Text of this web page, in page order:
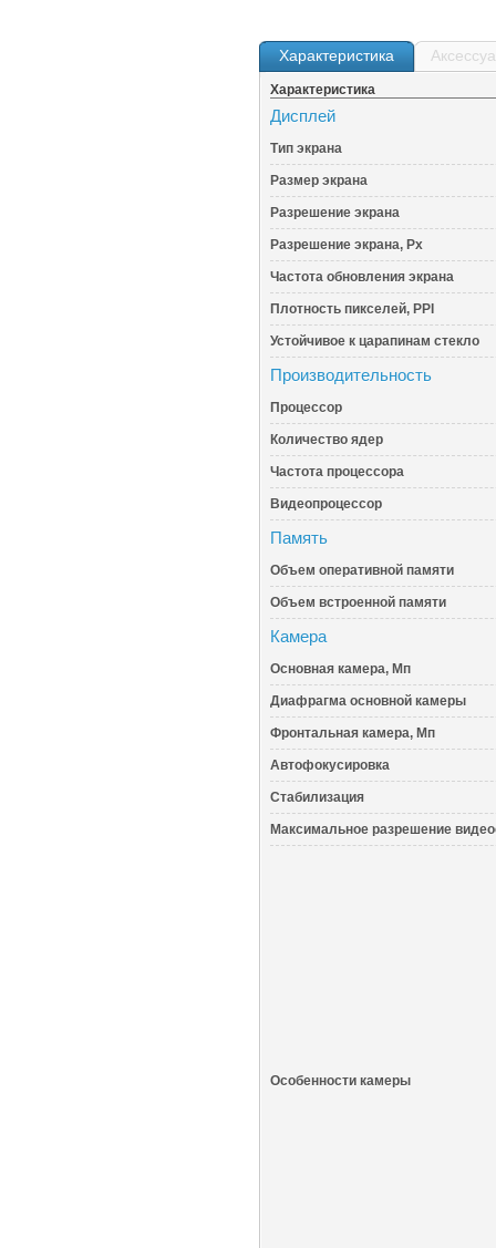
Характеристика
Характеристика
Дисплей
Тип экрана
Размер экрана
Разрешение экрана
Разрешение экрана, Px
Частота обновления экрана
Плотность пикселей, PPI
Устойчивое к царапинам стекло
Производительность
Процессор
Количество ядер
Частота процессора
Видеопроцессор
Память
Объем оперативной памяти
Объем встроенной памяти
Камера
Основная камера, Мп
Диафрагма основной камеры
Фронтальная камера, Мп
Автофокусировка
Стабилизация
Максимальное разрешение
Особенности камеры